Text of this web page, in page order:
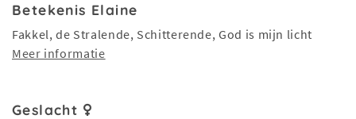
Betekenis Elaine
Fakkel, de Stralende, Schitterende, God is mijn licht
Meer informatie
Geslacht